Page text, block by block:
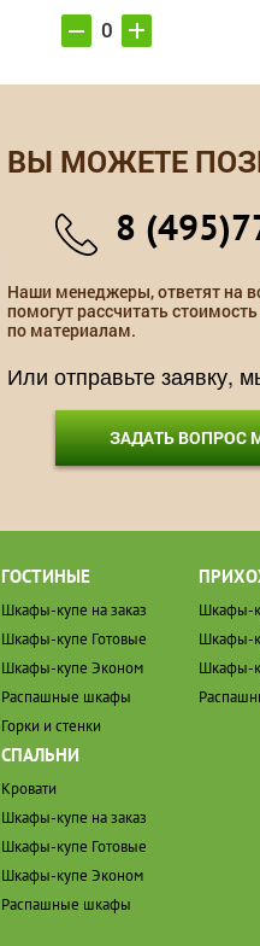
ВЫ МОЖЕТЕ
8
Наши менеджеры, ответят на
помогут рассчитать
по материалам.
Или отправьте заявку,
ЗАДАТЬ ВОПРОС
ГОСТИНЫЕ
Шкафы-купе на заказ
Шкафы-купе Готовые
Шкафы-купе Эконом
Распашные шкафы
Горки и стенки
СПАЛЬНИ
Кровати
Шкафы-купе на заказ
Шкафы-купе Готовые
Шкафы-купе Эконом
Распашные шкафы
Шкафы-
Шкафы-
Шкафы-